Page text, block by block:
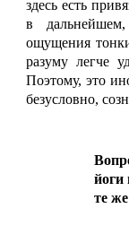
здесь есть
в
ощущения
разуму легче
Поэтому, это
безусловно,
йоги
те